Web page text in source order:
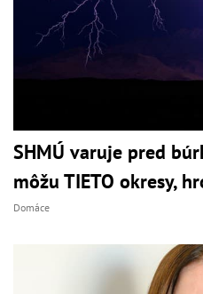
SHMÚ varuje pred
môžu TIETO okresy,
Domáce